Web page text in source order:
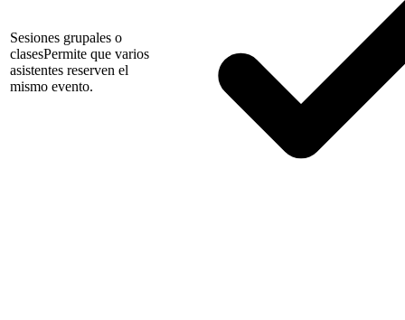
Sesiones grupales o
clasesPermite que varios
asistentes reserven el
mismo evento.